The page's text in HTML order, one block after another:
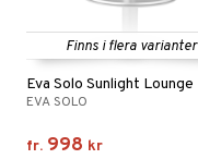
Finns i flera varianter
Eva Solo Sunlight Lounge
EVA SOLO
fr. 998 kr